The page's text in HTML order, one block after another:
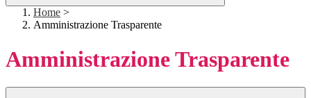
Home >
Amministrazione Trasparente
Amministrazione Trasparente